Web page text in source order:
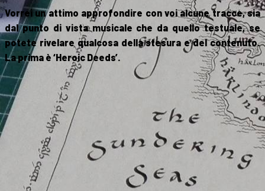
Vorrei un attimo approfondire con voi alcune tracce, sia
dal punto di vista musicale che da quello testuale, se
potete rivelare qualcosa della stesura e del contenuto.
La prima è ‘Heroic Deeds’.